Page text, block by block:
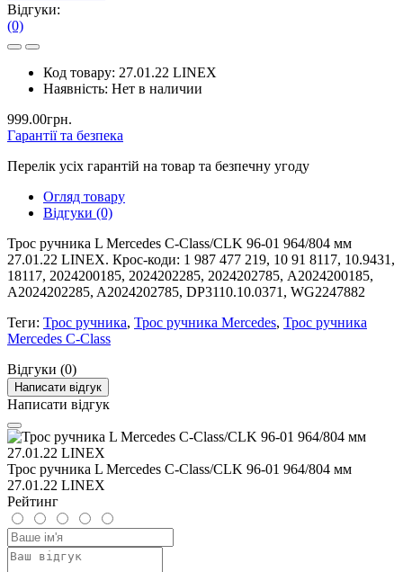
Відгуки:
(0)
Код товару: 27.01.22 LINEX
Наявність: Нет в наличии
999.00грн.
Гарантії та безпека
Перелік усіх гарантій на товар та безпечну угоду
Огляд товару
Відгуки (0)
Трос ручника L Mercedes C-Class/CLK 96-01 964/804 мм
27.01.22 LINEX. Крос-коди: 1 987 477 219, 10 91 8117, 10.9431,
18117, 2024200185, 2024202285, 2024202785, A2024200185,
A2024202285, A2024202785, DP3110.10.0371, WG2247882
Теги: Трос ручника, Трос ручника Mercedes, Трос ручника
Mercedes C-Class
Відгуки (0)
Написати відгук
Написати відгук
Трос ручника L Mercedes C-Class/CLK 96-01 964/804 мм
27.01.22 LINEX
Рейтинг